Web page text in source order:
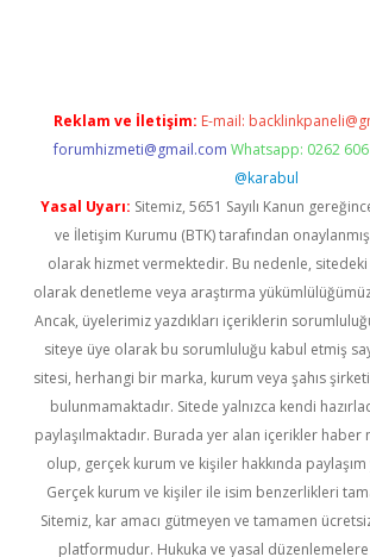
Reklam ve İletişim: E-mail:
forumhizmeti@gmail.com Whatsapp: 0262
@karabul
Yasal Uyarı: Sitemiz, 5651 Sayılı Kanun
ve İletişim Kurumu (BTK) tarafından onaylanmış
olarak hizmet vermektedir. Bu nedenle,
olarak denetleme veya araştırma
Ancak, üyelerimiz yazdıkları içeriklerin
siteye üye olarak bu sorumluluğu kabul etmiş
sitesi, herhangi bir marka, kurum veya şahıs
bulunmamaktadır. Sitede yalnızca kendi
paylaşılmaktadır. Burada yer alan içerikler haber
olup, gerçek kurum ve kişiler hakkında paylaşım
Gerçek kurum ve kişiler ile isim benzerlikleri
Sitemiz, kar amacı gütmeyen ve tamamen
platformudur. Hukuka ve yasal düzenlemelere